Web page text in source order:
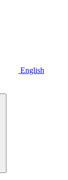
English